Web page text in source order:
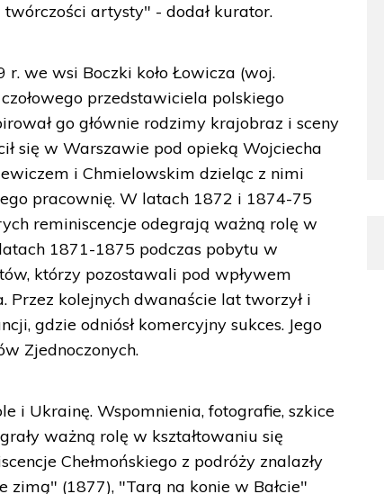
artysty" - dodał kurator.
r. we wsi Boczki koło Łowicza (woj.
przedstawiciela polskiego
go głównie rodzimy krajobraz i sceny
się w Warszawie pod opieką Wojciecha
i Chmielowskim dzieląc z nimi
pracownię. W latach 1872 i 1874-75
reminiscencje odegrają ważną rolę w
1871-1875 podczas pobytu w
którzy pozostawali pod wpływem
Przez kolejnych dwanaście lat tworzył i
gdzie odniósł komercyjny sukces. Jego
Zjednoczonych.
i Ukrainę. Wspomnienia, fotografie, szkice
ważną rolę w kształtowaniu się
Chełmońskiego z podróży znalazły
(1877), "Targ na konie w Bałcie"